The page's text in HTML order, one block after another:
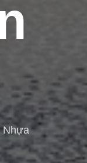
Nhựa